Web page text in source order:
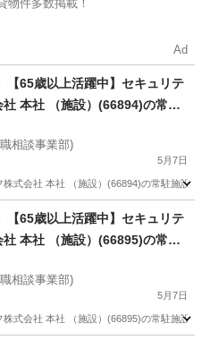
物件多数掲載！
Ad
【65歳以上活躍中】セキュリテ
社 本社 （施設）(66894)の常駐
- 長崎駅 長崎県長崎市(長崎)常
相談事業部)
5月7日
株式会社 本社 （施設）(66894)の常駐施
【65歳以上活躍中】セキュリテ
社 本社 （施設）(66895)の常駐
- 佐世保駅 長崎県佐世保市(佐世
相談事業部)
5月7日
株式会社 本社 （施設）(66895)の常駐施